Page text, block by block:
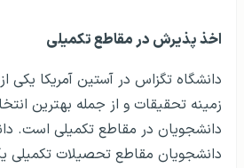
اخذ پذیرش در مقاطع تکمیلی
دانشگاه تگزاس در آستین آمریکا یکی
زمینه تحقیقات و از جمله بهترین
دانشجویان در مقاطع تکمیلی است.
دانشجویان مقاطع تحصیلات تکمیلی